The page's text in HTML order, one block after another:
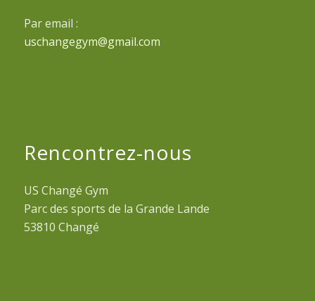
Par email :
uschangegym@gmail.com
Rencontrez-nous
US Changé Gym
Parc des sports de la Grande Lande
53810 Changé